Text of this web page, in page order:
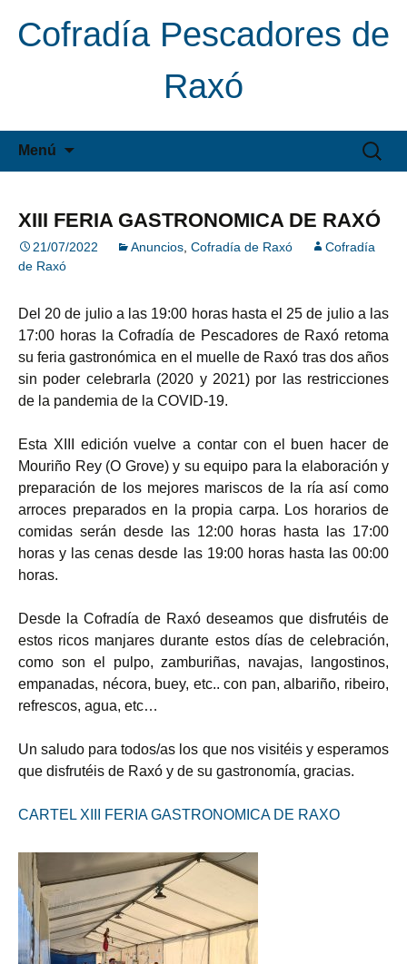
Cofradía Pescadores de
Raxó
Menú
Buscar:
XIII FERIA GASTRONOMICA DE RAXÓ
21/07/2022 Anuncios Cofradía de Raxó
Cofradía
de Raxó
Del 20 de julio a las 19:00 horas hasta el 25 de julio a las
17:00 horas la Cofradía de Pescadores de Raxó retoma
su feria gastronómica en el muelle de Raxó tras dos años
sin poder celebrarla (2020 y 2021) por las restricciones
de la pandemia de la COVID-19.
Esta XIII edición vuelve a contar con el buen hacer de
Mouriño Rey (O Grove) y su equipo para la elaboración y
preparación de los mejores mariscos de la ría así como
arroces preparados en la propia carpa. Los horarios de
comidas serán desde las 12:00 horas hasta las 17:00
horas y las cenas desde las 19:00 horas hasta las 00:00
horas.
Desde la Cofradía de Raxó deseamos que disfrutéis de
estos ricos manjares durante estos días de celebración,
como son el pulpo, zamburiñas, navajas, langostinos,
empanadas, nécora, buey, etc.. con pan, albariño, ribeiro,
refrescos, agua, etc…
Un saludo para todos/as los que nos visitéis y esperamos
que disfrutéis de Raxó y de su gastronomía, gracias.
CARTEL XIII FERIA GASTRONOMICA DE RAXO